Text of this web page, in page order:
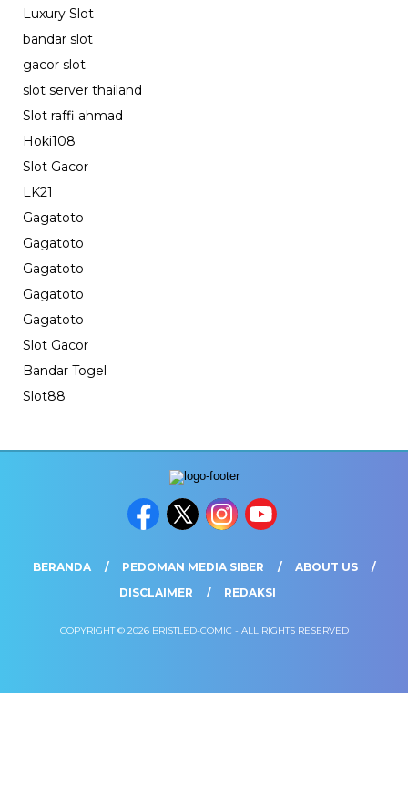
Luxury Slot
bandar slot
gacor slot
slot server thailand
Slot raffi ahmad
Hoki108
Slot Gacor
LK21
Gagatoto
Gagatoto
Gagatoto
Gagatoto
Gagatoto
Slot Gacor
Bandar Togel
Slot88
BERANDA PEDOMAN MEDIA SIBER
ABOUT US
DISCLAIMER
REDAKSI
COPYRIGHT © 2026 BRISTLED-COMIC - ALL RIGHTS RESERVED